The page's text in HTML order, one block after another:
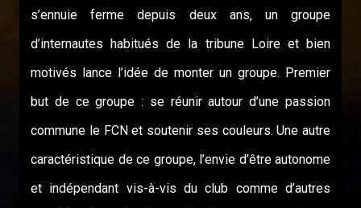
s’ennuie ferme depuis deux ans, un groupe
d’internautes habitués de la tribune Loire et bien
motivés lance l’idée de monter un groupe. Premier
but de ce groupe : se réunir autour d’une passion
commune le FCN et soutenir ses couleurs. Une autre
caractéristique de ce groupe, l’envie d’être autonome
et indépendant vis-à-vis du club comme d’autres